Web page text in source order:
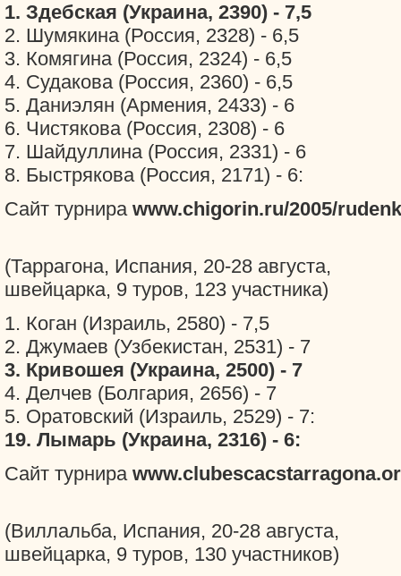
1. Здебская (Украина, 2390) - 7,5
2. Шумякина (Россия, 2328) - 6,5
3. Комягина (Россия, 2324) - 6,5
4. Судакова (Россия, 2360) - 6,5
5. Даниэлян (Армения, 2433) - 6
6. Чистякова (Россия, 2308) - 6
7. Шайдуллина (Россия, 2331) - 6
8. Быстрякова (Россия, 2171) - 6:
Сайт турнира www.chigorin.ru/2005/
(Таррагона, Испания, 20-28 августа,
швейцарка, 9 туров, 123 участника)
1. Коган (Израиль, 2580) - 7,5
2. Джумаев (Узбекистан, 2531) - 7
3. Кривошея (Украина, 2500) - 7
4. Делчев (Болгария, 2656) - 7
5. Оратовский (Израиль, 2529) - 7:
19. Лымарь (Украина, 2316) - 6:
Сайт турнира
(Виллальба, Испания, 20-28 августа,
швейцарка, 9 туров, 130 участников)